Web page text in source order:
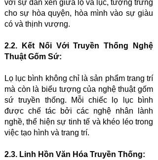
với sự đan xen giữa lọ và lục, tượng trưng
cho sự hòa quyện, hòa mình vào sự giàu
có và thịnh vượng.
2.2. Kết Nối Với Truyền Thống Nghệ
Thuật Gốm Sứ:
Lọ lục bình không chỉ là sản phẩm trang trí
mà còn là biểu tượng của nghệ thuật gốm
sứ truyền thống. Mỗi chiếc lọ lục bình
được chế tác bởi các nghệ nhân lành
nghề, thể hiện sự tinh tế và khéo léo trong
việc tạo hình và trang trí.
2.3. Linh Hồn Văn Hóa Truyền Thống: